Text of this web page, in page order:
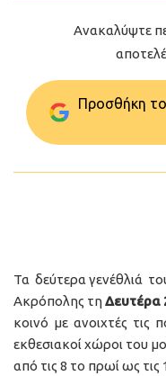
Ανακαλύψτε
Προσθήκη
Τα δεύτερα γενέθλιά
Ακρόπολης τηΔευτέρα
κοινό με ανοιχτές τις
εκθεσιακοί χώροι του
από τις 8 το πρωί ως